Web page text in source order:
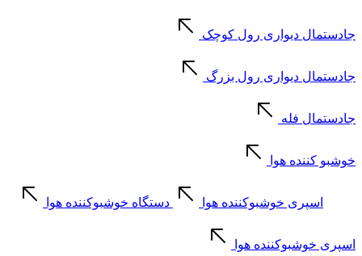
جادستمال دیواری رول کوچک
جادستمال دیواری رول بزرگ
جادستمال فله
خوشبو کننده هوا
اسپری خوشبوکننده هوا دستگاه خوشبوکننده هوا
اسپری خوشبوکننده هوا